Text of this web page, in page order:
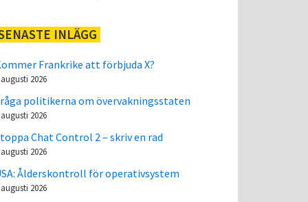
INLÄGG
Frankrike att förbjuda X?
2026
politikerna om övervakningsstaten
2026
Chat Control 2 – skriv en rad
2026
Ålderskontroll för operativsystem
2026